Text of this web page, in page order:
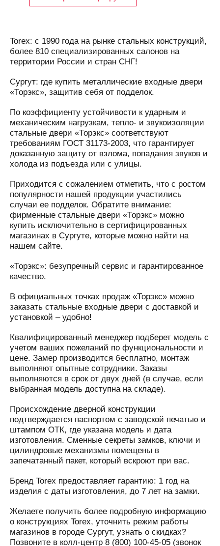
Torex: с 1990 года на рынке стальных конструкций,
более 810 специализированных салонов на
территории России и стран СНГ!
Сургут: где купить металлические входные двери
«Торэкс», защитив себя от подделок.
По коэффициенту устойчивости к ударным и
механическим нагрузкам, тепло- и звукоизоляции
стальные двери «Торэкс» соответствуют
требованиям ГОСТ 31173-2003, что гарантирует
доказанную защиту от взлома, попадания звуков и
холода из подъезда или с улицы.
Приходится с сожалением отметить, что с ростом
популярности нашей продукции участились
случаи ее подделок. Обратите внимание:
фирменные стальные двери «Торэкс» можно
купить исключительно в сертифицированных
магазинах в Сургуте, которые можно найти на
нашем сайте.
«Торэкс»: безупречный сервис и гарантированное
качество.
В официальных точках продаж «Торэкс» можно
заказать стальные входные двери с доставкой и
установкой – удобно!
Квалифицированный менеджер подберет модель с
учетом ваших пожеланий по функциональности и
цене. Замер производится бесплатно, монтаж
выполняют опытные сотрудники. Заказы
выполняются в срок от двух дней (в случае, если
выбранная модель доступна на складе).
Происхождение дверной конструкции
подтверждается паспортом с заводской печатью и
штампом ОТК, где указана модель и дата
изготовления. Сменные секреты замков, ключи и
цилиндровые механизмы помещены в
запечатанный пакет, который вскроют при вас.
Бренд Torex предоставляет гарантию: 1 год на
изделия с даты изготовления, до 7 лет на замки.
Желаете получить более подробную информацию
о конструкциях Torex, уточнить режим работы
магазинов в городе Сургут, узнать о скидках?
Позвоните в колл-центр 8 (800) 100-45-05 (звонок